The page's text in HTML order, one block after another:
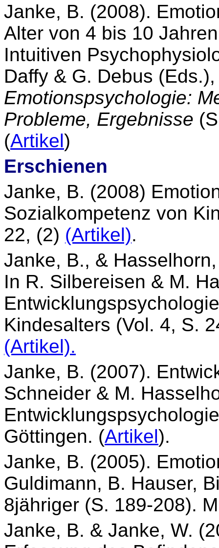
Janke, B. (2008).
Alter von 4 bis 10
Intuitiven
Daffy & G. Debus
Emotionspsychologie:
Probleme, Ergebnisse
(Artikel)
Erschienen
Janke, B. (2008)
Sozialkompetenz von
22, (2) (Artikel).
Janke, B., &
In R. Silbereisen & M.
Kindesalters (Vol. 4, S.
(Artikel).
Janke, B. (2007).
Schneider & M.
Göttingen. (Artikel).
Janke, B. (2005).
Guldimann, B. Hauser,
8jähriger (S. 189-208).
Janke, B. & Janke, W.